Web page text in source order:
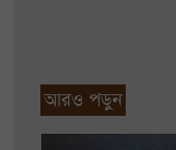
আরও পড়ুন